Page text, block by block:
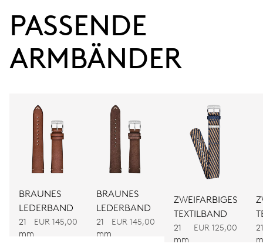
38 Std.
Gangreserve
KALIBER
ABMESSUNGEN
Ø 25.60 mm, 11 1/2’’’
AUFZUG
Automatischer Aufzug
FREQUENZ
28.800 A/h, 4 Hz
PASSENDE
ARMBÄNDER
BRAUNES
LEDERBAND
21
mm
EUR 145,00
BRAUNES
LEDERBAND
21
mm
EUR 145,00
ZWEIFARBIGES
TEXTILBAND
21
mm
EUR 125,00
21